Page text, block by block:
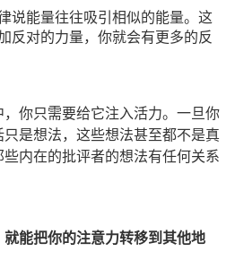
说能量往往吸引相似的能量。 这
反对的力量，你就会有更多的反
你只需要给它注入活力。一旦你
是想法，这些想法甚至都不是真
内在的批评者的想法有任何关系
能把你的注意力转移到其他地